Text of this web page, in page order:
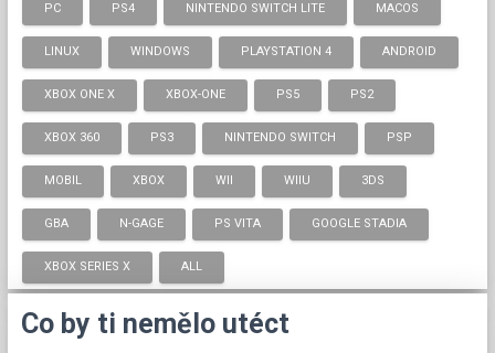
PC PS4 NINTENDO SWITCH LITE MACOS
LINUX WINDOWS PLAYSTATION 4 ANDROID
XBOX ONE X XBOX-ONE PS5 PS2
XBOX 360 PS3 NINTENDO SWITCH PSP
MOBIL XBOX WII WIIU 3DS
GBA N-GAGE PS VITA GOOGLE STADIA
XBOX SERIES X ALL
Co by ti nemělo utéct